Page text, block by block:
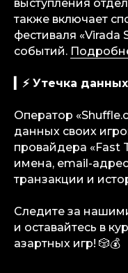
выступления
также включает
фестиваля «Virada
событий.
▎⚡️ Утечка
Оператор
данных своих
провайдера «Fast
имена, email-
транзакции и
Следите за
и оставайтесь в
азартных игр! 🎲💰
Медиа
Консалтинговые
Контакты
Terms of Service
Privacy Policy
©
Карьера
Партнерам